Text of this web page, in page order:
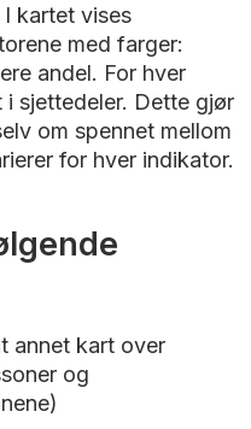
kartet vises
med farger:
andel. For hver
sjettedeler. Dette gjør
om spennet mellom
for hver indikator.
annet kart over
og